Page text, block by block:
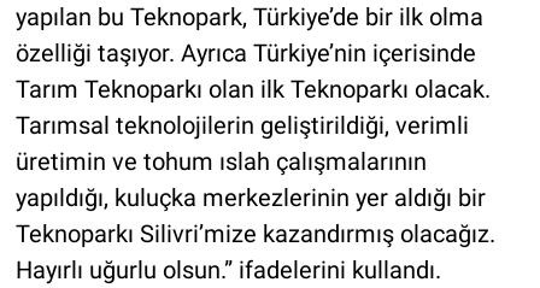
yapılan bu Teknopark, Türkiye’de bir ilk olma
özelliği taşıyor. Ayrıca Türkiye’nin içerisinde
Tarım Teknoparkı olan ilk Teknoparkı olacak.
Tarımsal teknolojilerin geliştirildiği, verimli
üretimin ve tohum ıslah çalışmalarının
yapıldığı, kuluçka merkezlerinin yer aldığı bir
Teknoparkı Silivri’mize kazandırmış olacağız.
Hayırlı uğurlu olsun.” ifadelerini kullandı.